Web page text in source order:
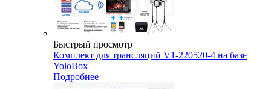
Быстрый просмотр
Комплект для трансляций V1-220520-4 на базе
YoloBox
Подробнее